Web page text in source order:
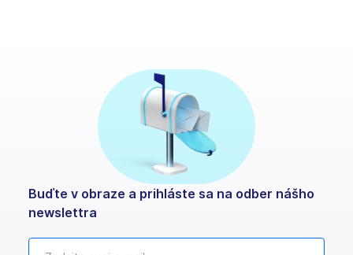
Buďte v obraze a prihláste sa na odber nášho
newslettra